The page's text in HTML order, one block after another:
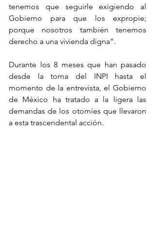
tenemos que seguirle exigiendo al
Gobierno para que los expropie;
porque nosotros también tenemos
derecho a una vivienda digna”.
Durante los 8 meses que han pasado
desde la toma del INPI hasta el
momento de la entrevista, el Gobierno
de México ha tratado a la ligera las
demandas de los otomíes que llevaron
a esta trascendental acción.